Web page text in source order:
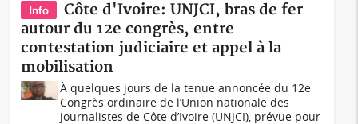
Info
Côte d'Ivoire: UNJCI, bras de fer
autour du 12e congrès, entre
contestation judiciaire et appel à la
mobilisation
À quelques jours de la tenue annoncée du 12e
Congrès ordinaire de l’Union nationale des
journalistes de Côte d’Ivoire (UNJCI), prévue pour